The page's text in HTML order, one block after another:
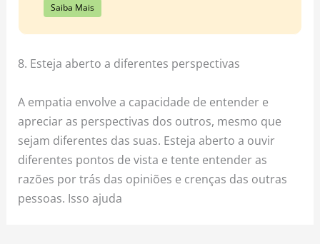
Saiba Mais
8. Esteja aberto a diferentes perspectivas
A empatia envolve a capacidade de entender e
apreciar as perspectivas dos outros, mesmo que
sejam diferentes das suas. Esteja aberto a ouvir
diferentes pontos de vista e tente entender as
razões por trás das opiniões e crenças das outras
pessoas. Isso ajuda